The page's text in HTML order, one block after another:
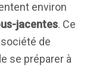
environ
jacentes. Ce
de
se préparer à